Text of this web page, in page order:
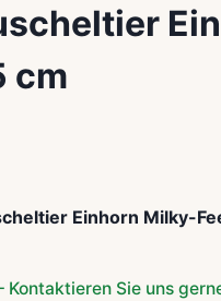
cm
Einhorn Milky-
Sie uns